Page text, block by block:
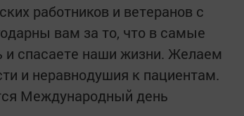
работников и ветеранов с
вам за то, что в самые
спасаете наши жизни. Желаем
и неравнодушия к пациентам.
Международный день